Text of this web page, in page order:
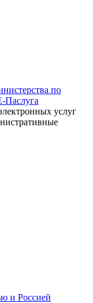
по
Паслуга
услуг
и Россией